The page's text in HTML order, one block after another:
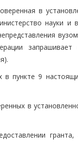
в
науки и
запрашивает
в пункте 9
в